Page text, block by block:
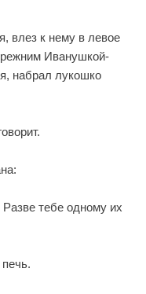
влез к нему в левое
Иванушкой-
набрал лукошко
тебе одному их